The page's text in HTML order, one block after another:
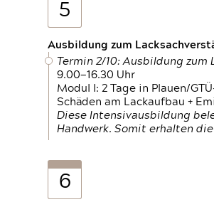
5
Ausbildung zum
Termin 2/10: Ausbildung zum
9.00—16.30 Uhr
Modul I: 2 Tage in Plauen/
Schäden am Lackaufbau +
Diese Intensivausbildung
Handwerk. Somit erhalten
6